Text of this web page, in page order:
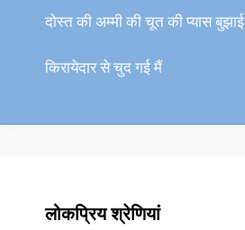
दोस्त की अम्मी की चूत की प्यास बुझाई
किरायेदार से चुद गई मैं
लोकप्रिय श्रेणियां